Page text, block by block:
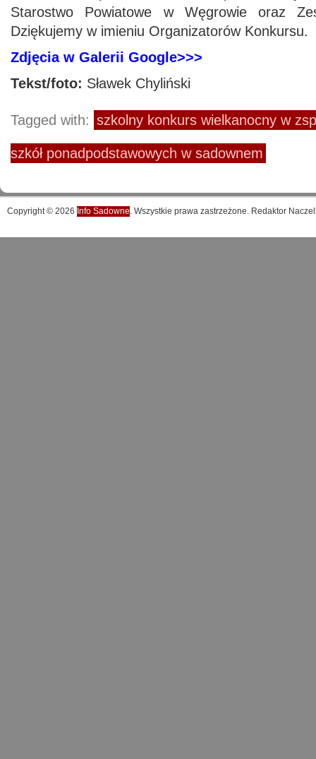
Starostwo Powiatowe w Węgrowie oraz
Dziękujemy w imieniu Organizatorów Konkursu.
Zdjęcia w Galerii Google>>>
Tekst/foto: Sławek Chyliński
Tagged with: szkolny konkurs wielkanocny w
szkół ponadpodstawowych w sadownem
Copyright © 2026 Info Sadowne. Wszystkie prawa zastrzeżone. Redaktor